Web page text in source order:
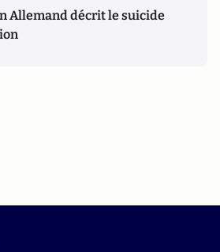
Allemand décrit le suicide